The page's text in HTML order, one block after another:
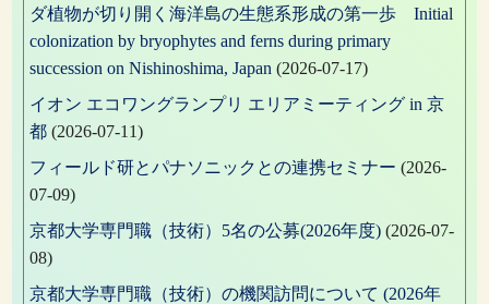
ダ植物が切り開く海洋島の生態系形成の第一歩 Initial
colonization by bryophytes and ferns during primary
succession on Nishinoshima, Japan (2026-07-17)
イオン エコワングランプリ エリアミーティング in 京
都 (2026-07-11)
フィールド研とパナソニックとの連携セミナー (2026-
07-09)
京都大学専門職（技術）5名の公募(2026年度) (2026-07-
08)
京都大学専門職（技術）の機関訪問について (2026年